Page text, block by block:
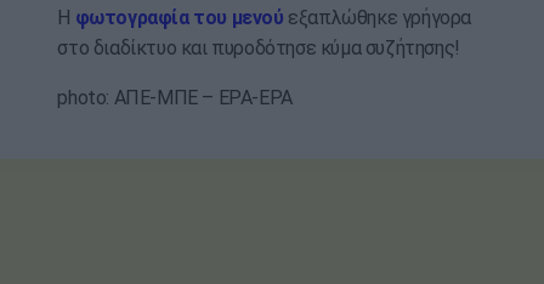
Η φωτογραφία του μενού εξαπλώθηκε γρήγορα
στο διαδίκτυο και πυροδότησε κύμα συζήτησης!
photo: ΑΠΕ-ΜΠΕ – EPA-EPA